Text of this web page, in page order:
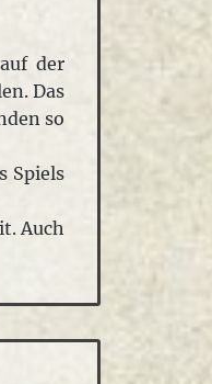
der
Das
so
Spiels
Auch